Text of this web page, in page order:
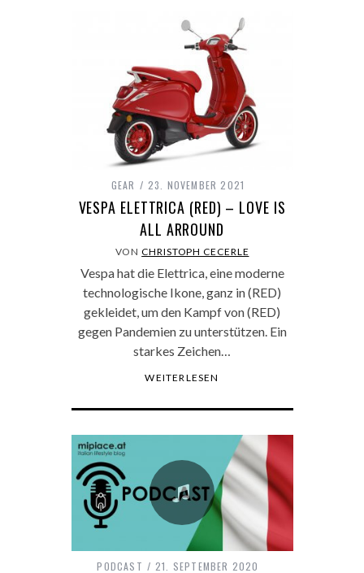
GEAR 23. NOVEMBER 2021
VESPA ELETTRICA (RED) – LOVE IS
ALL ARROUND
VONCHRISTOPH CECERLE
Vespa hat die Elettrica, eine moderne
technologische Ikone, ganz in (RED)
gekleidet, um den Kampf von (RED)
gegen Pandemien zu unterstützen. Ein
starkes Zeichen…
WEITERLESEN
PODCAST 21. SEPTEMBER 2020